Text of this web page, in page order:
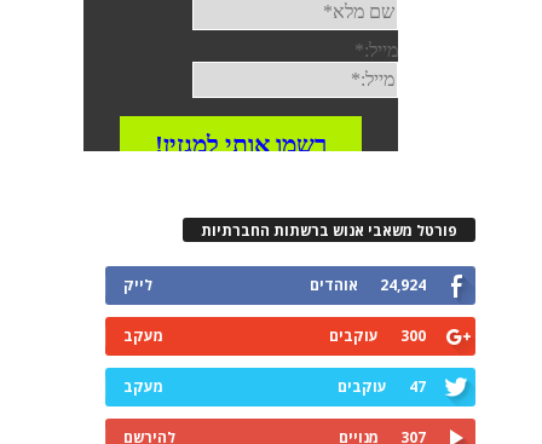
פורטל משאבי אנוש ברשתות החברתיות
24,924 אוהדים לייק
300 עוקבים מעקב
47 עוקבים מעקב
307 מנויים להירשם